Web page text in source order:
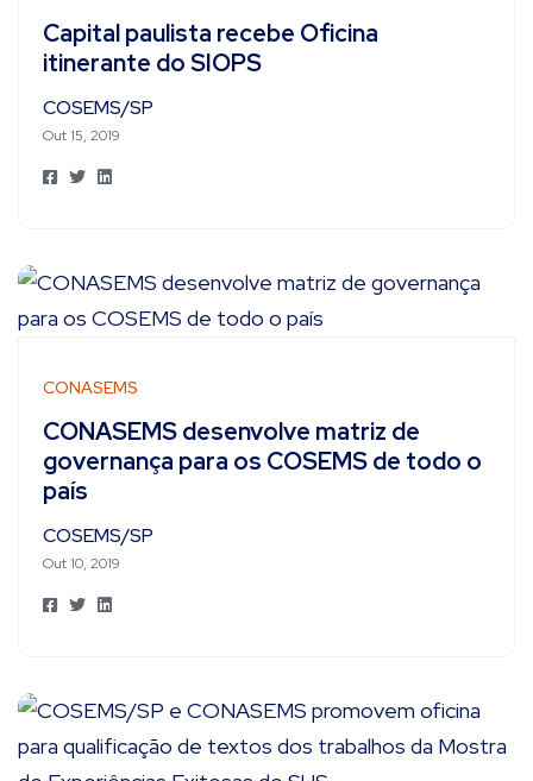
Capital paulista recebe Oficina
itinerante do SIOPS
COSEMS/SP
Out 15, 2019
CONASEMS
CONASEMS desenvolve matriz de
governança para os COSEMS de todo o
país
COSEMS/SP
Out 10, 2019